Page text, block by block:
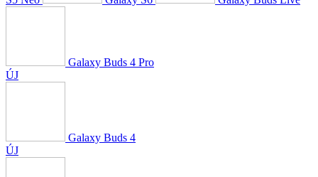
Galaxy Buds 4 Pro
ÚJ
Galaxy Buds 4
ÚJ